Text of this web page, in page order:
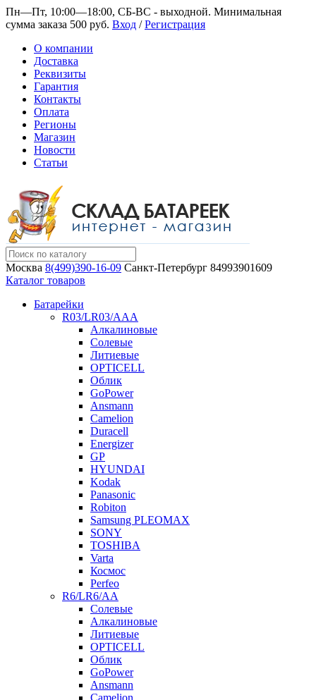
Пн—Пт, 10:00—18:00, СБ-ВС - выходной. Минимальная
сумма заказа 500 руб. Вход /Регистрация
О компании
Доставка
Реквизиты
Гарантия
Контакты
Оплата
Регионы
Магазин
Новости
Статьи
Москва 8(499)390-16-09 Санкт-Петербург 84993901609
Каталог товаров
Батарейки
R03/LR03/AAA
Алкалиновые
Солевые
Литиевые
OPTICELL
Облик
GoPower
Ansmann
Camelion
Duracell
Energizer
GP
HYUNDAI
Kodak
Panasonic
Robiton
Samsung PLEOMAX
SONY
TOSHIBA
Varta
Космос
Perfeo
R6/LR6/AA
Солевые
Алкалиновые
Литиевые
OPTICELL
Облик
GoPower
Ansmann
Camelion